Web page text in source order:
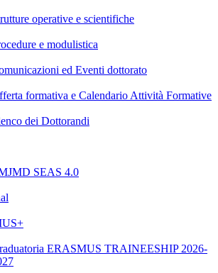
operative e scientifiche
e modulistica
ed Eventi dottorato
formativa e Calendario Attività Formative
dei Dottorandi
SEAS 4.0
ERASMUS TRAINEESHIP 2026-